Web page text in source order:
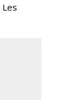
Les